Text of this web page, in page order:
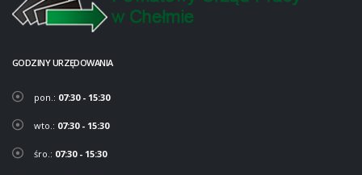
GODZINY URZĘDOWANIA
pon.: 07:30 - 15:30
wto.: 07:30 - 15:30
śro.: 07:30 - 15:30